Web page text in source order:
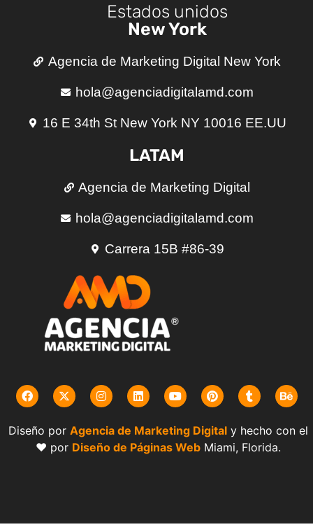
Estados unidos
New York
Agencia de Marketing Digital New York
hola@agenciadigitalamd.com
16 E 34th St New York NY 10016 EE.UU
LATAM
Agencia de Marketing Digital
hola@agenciadigitalamd.com
Carrera 15B #86-39
Diseño por Agencia de Marketing Digital y hecho con el
❤️ por Diseño de Páginas Web Miami, Florida.